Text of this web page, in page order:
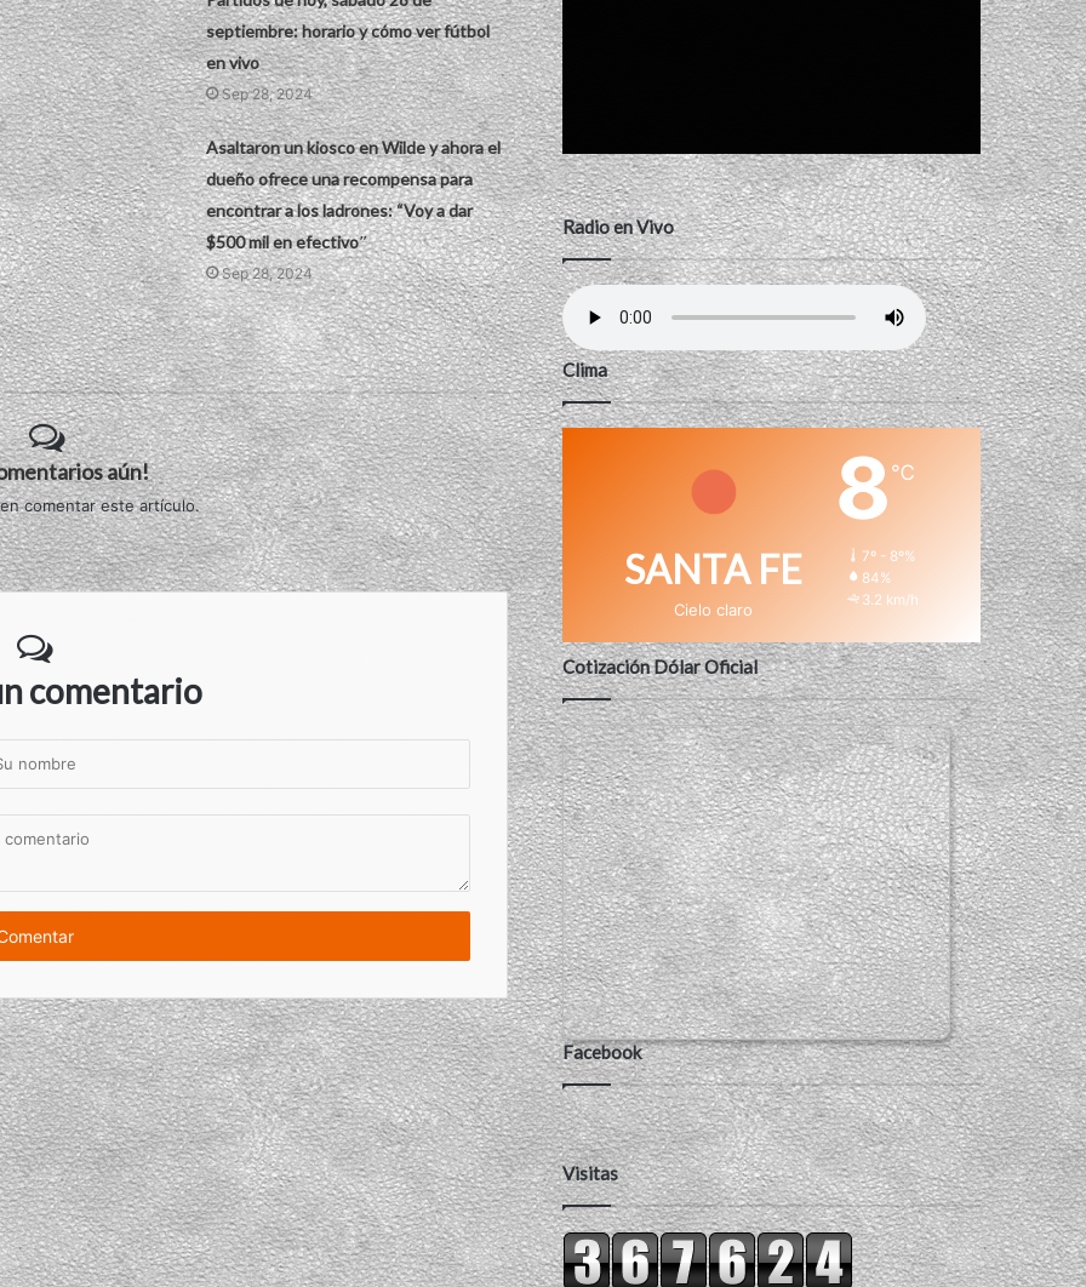
septiembre: horario y cómo ver fútbol
en vivo
Sep 28, 2024
Asaltaron un kiosco en Wilde y ahora el
dueño ofrece una recompensa para
encontrar a los ladrones: “Voy a dar
$500 mil en efectivo″
Sep 28, 2024
aún!
comentar este artículo.
comentario
Radio en Vivo
Clima
SANTA FE
Cielo claro
8℃
7º - 8º%
84%
3.2 km/h
Cotización Dólar Oficial
Facebook
Visitas